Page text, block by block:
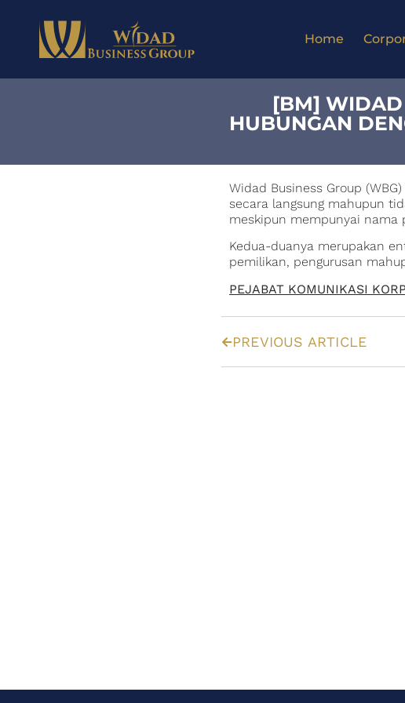
Home
[BM] WIDAD
HUBUNGAN
Widad Business Group
secara langsung mahupun
meskipun mempunyai nama
Kedua-duanya merupakan
pemilikan, pengurusan
PEJABAT KOMUNIKASI
PREVIOUS ARTICLE